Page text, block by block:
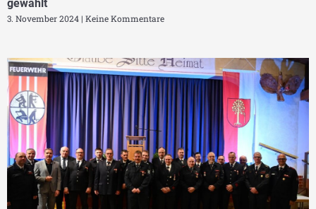
gewählt
3. November 2024 Keine Kommentare